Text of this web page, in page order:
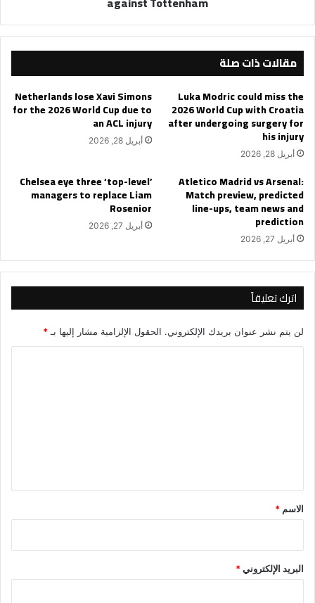
مقالات ذات صلة
Luka Modric could miss the
2026 World Cup with Croatia
after undergoing surgery for
his injury
أبريل 28, 2026
Netherlands lose Xavi Simons
for the 2026 World Cup due to
an ACL injury
أبريل 28, 2026
Atletico Madrid vs Arsenal:
Match preview, predicted
line-ups, team news and
prediction
أبريل 27, 2026
Chelsea eye three ‘top-level’
managers to replace Liam
Rosenior
أبريل 27, 2026
اترك تعليقاً
لن يتم نشر عنوان بريدك الإلكتروني. الحقول الإلزامية مشار إليها بـ*
*
الاسم *
البريد الإلكتروني*